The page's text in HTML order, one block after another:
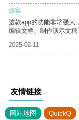
游客
这款app的功能非常强大
编辑文档、制作演示文稿
2025-02-11
友情链接
网站地图 QuickQ